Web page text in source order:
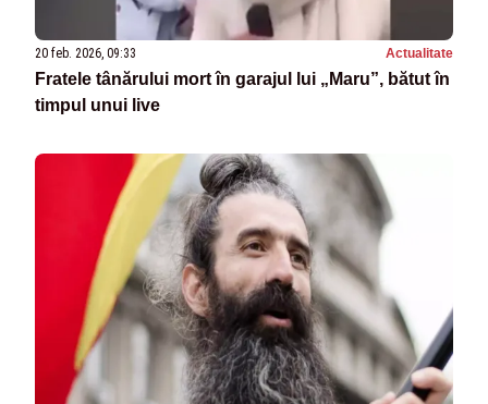
20 feb. 2026, 09:33 Actualitate
Fratele tânărului mort în garajul lui „Maru”, bătut în
timpul unui live